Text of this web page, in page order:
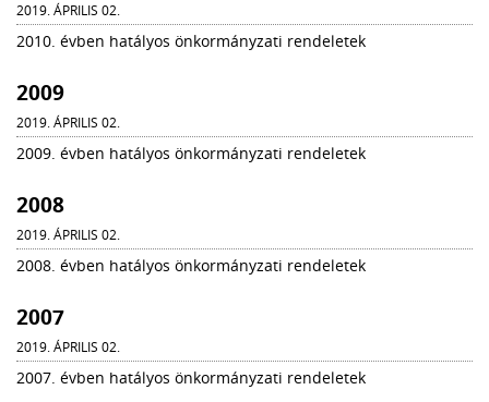
2019. ÁPRILIS 02.
2010. évben hatályos önkormányzati rendeletek
2009
2019. ÁPRILIS 02.
2009. évben hatályos önkormányzati rendeletek
2008
2019. ÁPRILIS 02.
2008. évben hatályos önkormányzati rendeletek
2007
2019. ÁPRILIS 02.
2007. évben hatályos önkormányzati rendeletek